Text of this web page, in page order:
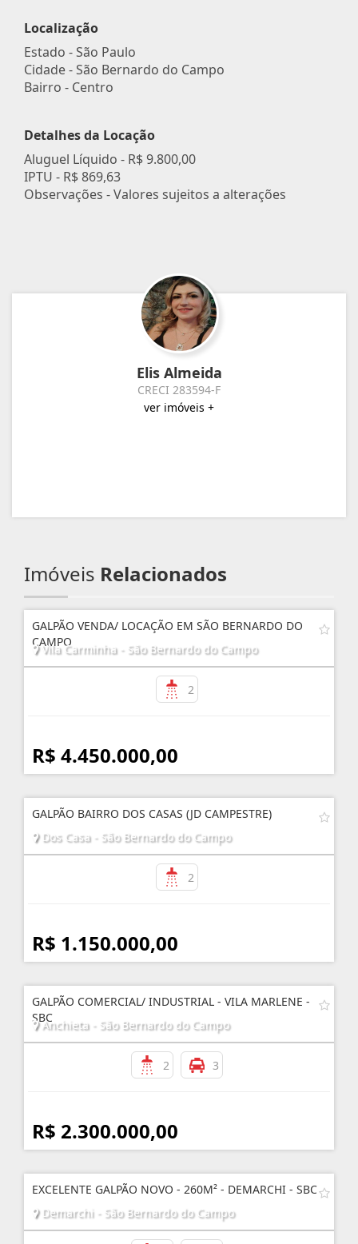
Localização
Estado -São Paulo
Cidade -São Bernardo do Campo
Bairro - Centro
Detalhes da Locação
Aluguel Líquido - R$ 9.800,00
IPTU - R$ 869,63
Observações - Valores sujeitos a alterações
Elis Almeida
CRECI 283594-F
ver imóveis +
Imóveis Relacionados
GALPÃO VENDA/ LOCAÇÃO EM SÃO BERNARDO DO
CAMPO
Vila Carminha - São Bernardo do Campo
2
R$ 4.450.000,00
GALPÃO BAIRRO DOS CASAS (JD CAMPESTRE)
Dos Casa - São Bernardo do Campo
2
R$ 1.150.000,00
GALPÃO COMERCIAL/ INDUSTRIAL - VILA MARLENE -
SBC
Anchieta - São Bernardo do Campo
2 3
R$ 2.300.000,00
EXCELENTE GALPÃO NOVO - 260M² - DEMARCHI - SBC
Demarchi - São Bernardo do Campo